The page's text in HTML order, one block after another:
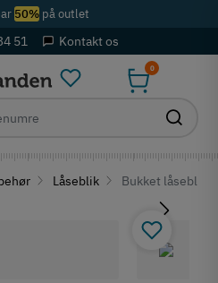
50%på outlet
51 Kontakt os
0
Låseblik Bukket låseblik i